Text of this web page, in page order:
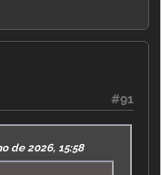
#91
de 2026, 15:58